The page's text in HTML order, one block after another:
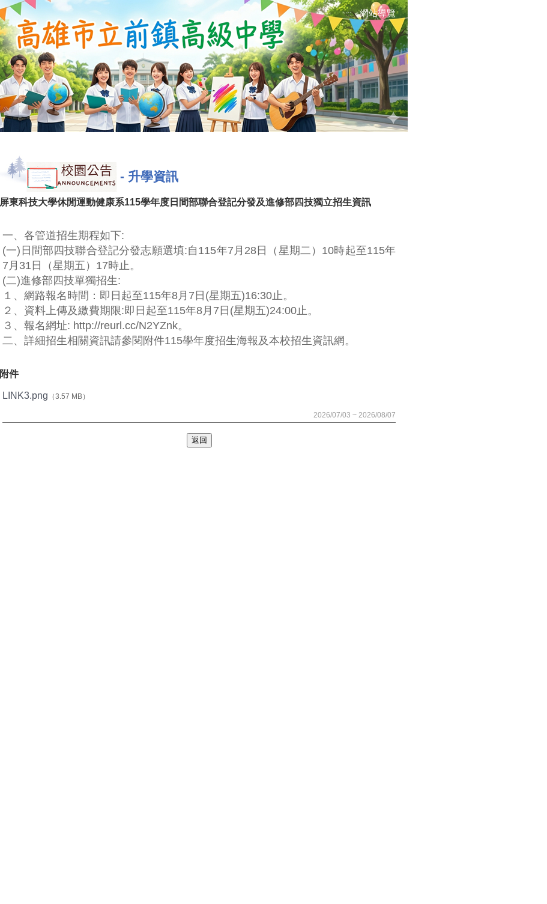
::: 網站導覽
- 升學資訊
屏東科技大學休閒運動健康系115學年度日間部聯合登記分發及進修部四技獨立招生資訊
一、各管道招生期程如下:
(一)日間部四技聯合登記分發志願選填:自115年7月28日（星期二）10時起至115年
7月31日（星期五）17時止。
(二)進修部四技單獨招生:
１、網路報名時間：即日起至115年8月7日(星期五)16:30止。
２、資料上傳及繳費期限:即日起至115年8月7日(星期五)24:00止。
３、報名網址: http://reurl.cc/N2YZnk。
二、詳細招生相關資訊請參閱附件115學年度招生海報及本校招生資訊網。
附件
LINK3.png （3.57 MB）
2026/07/03 ~ 2026/08/07
返回